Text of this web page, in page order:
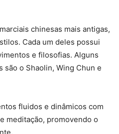
chinesas mais antigas,
Cada um deles possui
e filosofias. Alguns
o Shaolin, Wing Chun e
fluidos e dinâmicos com
meditação, promovendo o